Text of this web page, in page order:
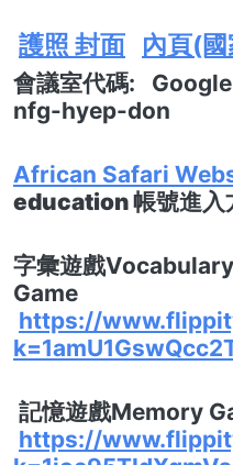
護照 封面 內頁(
會議室代碼:
nfg-hyep-don
African Safari
education 帳號進入
字彙遊戲
Game
https://
記憶遊戲Memory
https://